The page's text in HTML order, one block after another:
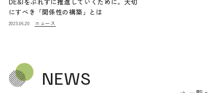
にすべき「関係性の構築」とは
2023.06.20 ニュース
NEWS